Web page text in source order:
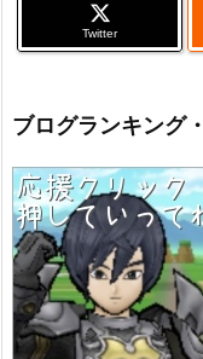
Twitter
ブログランキング